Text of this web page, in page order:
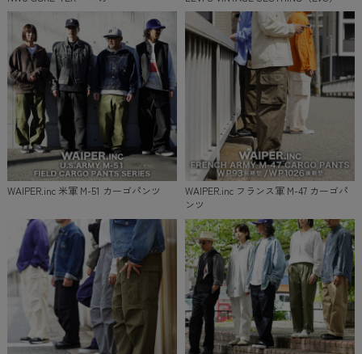
WAIPER.inc 米軍 M-51 カーゴパンツ
WAIPER.inc フランス軍 M-47 カーゴパ
ンツ